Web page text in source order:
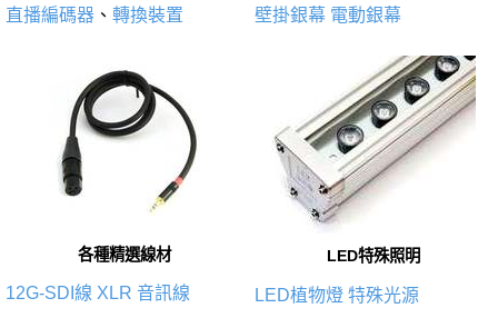
直播編碼器 、 轉換裝置 壁掛銀幕 電動銀幕
各種精選線材
12G-SDI線 XLR 音訊線
LED特殊照明
LED植物燈 特殊光源